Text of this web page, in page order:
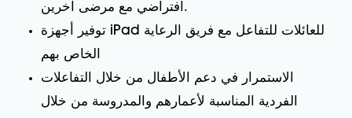
افتراضي مع مرضى آخرين.
توفير أجهزة iPad للعائلات للتفاعل مع فريق الرعاية
الخاص بهم
الاستمرار في دعم الأطفال من خلال التفاعلات
الفردية المناسبة لأعمارهم والمدروسة من خلال